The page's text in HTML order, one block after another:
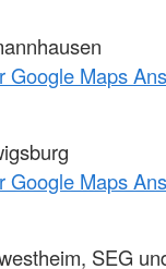
Google Maps
Google Maps
SEG